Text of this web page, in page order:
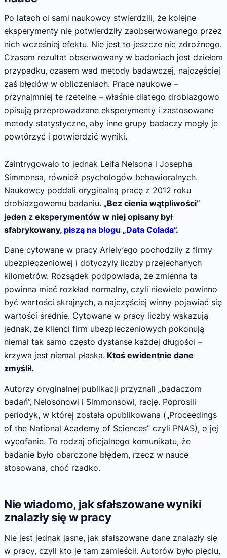
Po latach ci sami naukowcy stwierdzili, że kolejne
eksperymenty nie potwierdziły zaobserwowanego przez
nich wcześniej efektu. Nie jest to jeszcze nic zdrożnego.
Czasem rezultat obserwowany w badaniach jest dziełem
przypadku, czasem wad metody badawczej, najczęściej
zaś błędów w obliczeniach. Prace naukowe –
przynajmniej te rzetelne – właśnie dlatego drobiazgowo
opisują przeprowadzane eksperymenty i zastosowane
metody statystyczne, aby inne grupy badaczy mogły je
powtórzyć i potwierdzić wyniki.
Zaintrygowało to jednak Leifa Nelsona i Josepha
Simmonsa, również psychologów behawioralnych.
Naukowcy poddali oryginalną pracę z 2012 roku
drobiazgowemu badaniu. „Bez cienia wątpliwości”
jeden z eksperymentów w niej opisany był
sfabrykowany, piszą na blogu „Data Colada”.
Dane cytowane w pracy Ariely’ego pochodziły z firmy
ubezpieczeniowej i dotyczyły liczby przejechanych
kilometrów. Rozsądek podpowiada, że zmienna ta
powinna mieć rozkład normalny, czyli niewiele powinno
być wartości skrajnych, a najczęściej winny pojawiać się
wartości średnie. Cytowane w pracy liczby wskazują
jednak, że klienci firm ubezpieczeniowych pokonują
niemal tak samo często dystanse każdej długości –
krzywa jest niemal płaska. Ktoś ewidentnie dane
zmyślił.
Autorzy oryginalnej publikacji przyznali „badaczom
badań”, Nelosonowi i Simmonsowi, rację. Poprosili
periodyk, w której została opublikowana („Proceedings
of the National Academy of Sciences” czyli PNAS), o jej
wycofanie. To rodzaj oficjalnego komunikatu, że
badanie było obarczone błędem, rzecz w nauce
stosowana, choć rzadko.
Nie wiadomo, jak sfałszowane wyniki
znalazły się w pracy
Nie jest jednak jasne, jak sfałszowane dane znalazły się
w pracy, czyli kto je tam zamieścił. Autorów było pięciu,